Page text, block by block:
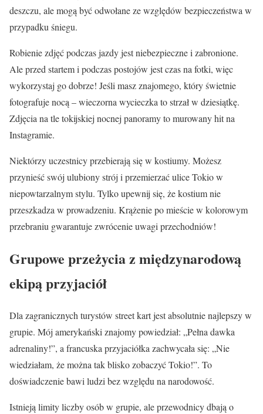
deszczu, ale mogą być odwołane ze względów bezpieczeństwa w
przypadku śniegu.
Robienie zdjęć podczas jazdy jest niebezpieczne i zabronione.
Ale przed startem i podczas postojów jest czas na fotki, więc
wykorzystaj go dobrze! Jeśli masz znajomego, który świetnie
fotografuje nocą – wieczorna wycieczka to strzał w dziesiątkę.
Zdjęcia na tle tokijskiej nocnej panoramy to murowany hit na
Instagramie.
Niektórzy uczestnicy przebierają się w kostiumy. Możesz
przynieść swój ulubiony strój i przemierzać ulice Tokio w
niepowtarzalnym stylu. Tylko upewnij się, że kostium nie
przeszkadza w prowadzeniu. Krążenie po mieście w kolorowym
przebraniu gwarantuje zwrócenie uwagi przechodniów!
Grupowe przeżycia z międzynarodową
ekipą przyjaciół
Dla zagranicznych turystów street kart jest absolutnie najlepszy w
grupie. Mój amerykański znajomy powiedział: „Pełna dawka
adrenaliny!”, a francuska przyjaciółka zachwycała się: „Nie
wiedziałam, że można tak blisko zobaczyć Tokio!”. To
doświadczenie bawi ludzi bez względu na narodowość.
Istnieją limity liczby osób w grupie, ale przewodnicy dbają o